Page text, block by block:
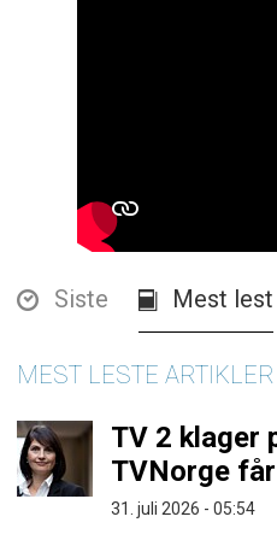
Siste Mest lest
MEST LESTE ARTIKLER
TV 2 klager
TVNorge
31. juli 2026 - 05:54